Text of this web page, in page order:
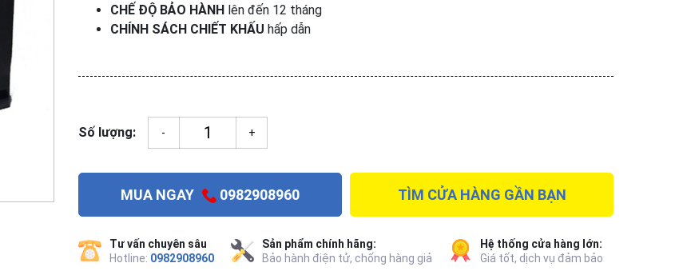
CHẾ ĐỘ BẢO HÀNH lên đến 12 tháng
CHÍNH SÁCH CHIẾT KHẤU hấp dẫn
Số lượng: - +
MUA NGAY 0982908960 TÌM CỬA HÀNG GẦN BẠN
Tư vấn chuyên sâu
Hotline: 0982908960
Sản phẩm chính hãng:
Bảo hành điện tử, chống hàng giả
Hệ thống cửa hàng lớn:
Giá tốt, dịch vụ đảm bảo